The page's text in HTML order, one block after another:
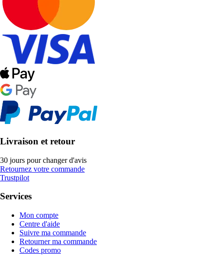
Livraison et retour
30 jours pour changer d'avis
Retournez votre commande
Trustpilot
Services
Mon compte
Centre d'aide
Suivre ma commande
Retourner ma commande
Codes promo